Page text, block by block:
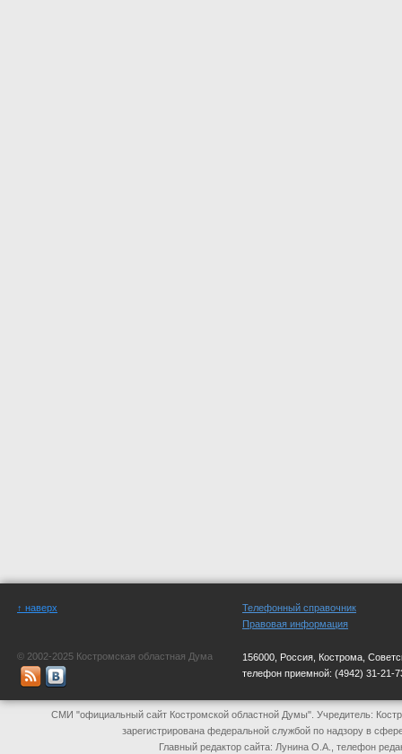
↑ наверх
© 2002-2025 Костромская областная Дума
Телефонный справочник
Правовая информация
156000, Россия, Кострома,
телефон приемной: (4942) 31-21-
СМИ "официальный сайт Костромской областной Думы". Учредитель:
зарегистрирована федеральной службой по надзору в
Главный редактор сайта: Лунина О.А., телефон